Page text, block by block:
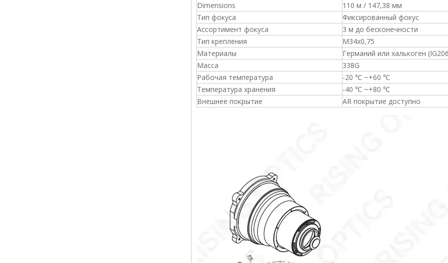
Dimensions
110 м / 147,38 мм
Тип фокуса
Фиксированный фокус
Ассортимент фокуса
3 м до бесконечности
Тип крепления
M34x0,75
Материалы
Германий или халькоген
Масса
338G
Рабочая температура
-20 ℃ ~+60 ℃
Температура хранения
-40 ℃ ~+80 ℃
Внешнее покрытие
AR покрытие доступно